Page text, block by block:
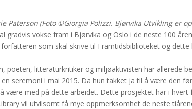
Paterson (Foto ©Giorgia Polizzi. Bjørvika Utvikling er
gradvis vokse fram i Bjørvika og Oslo i de neste 100
som skal skrive til Framtidsbiblioteket og
poeten, litteraturkritiker og miljøaktivisten har allerede
seremoni i mai 2015. Da hun takket ja til å være den
være med på dette arbeidet. Dette prosjektet har i
vil utvilsomt få mye oppmerksomhet de neste